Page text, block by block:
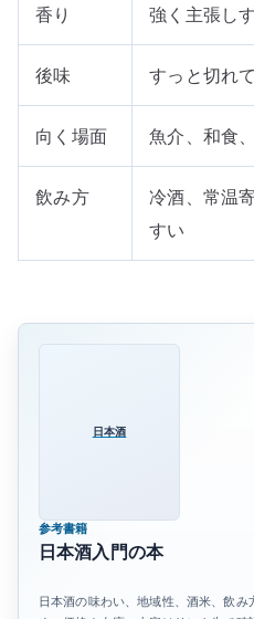
香り 強く主張し
後味 すっと切れ
向く場面 魚介、和食
飲み方
冷酒、常温
すい
日本酒
参考書籍
日本酒入門の本
日本酒の味わい、地域性、酒米、飲